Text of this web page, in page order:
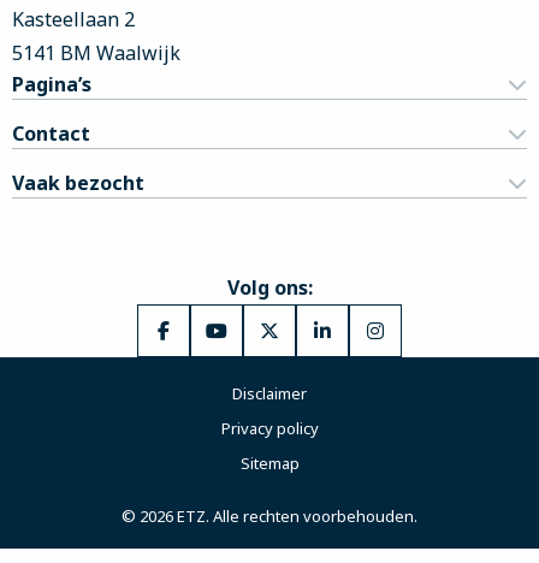
Kasteellaan 2
5141 BM Waalwijk
Pagina’s
Contact
Vaak bezocht
Volg ons:
Ga
Facebook
Ga
YouTube
Ga
X
Ga
Ga
Disclaimer
Privacy policy
Sitemap
© 2026 ETZ. Alle rechten voorbehouden.